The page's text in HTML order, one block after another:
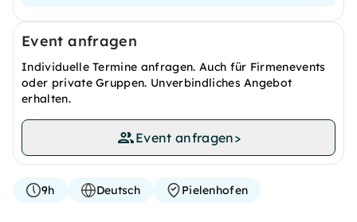
Event anfragen
Individuelle Termine anfragen. Auch für Firmenevents
oder private Gruppen. Unverbindliches Angebot
erhalten.
Event anfragen>
9h Deutsch Pielenhofen